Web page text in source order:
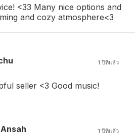
<33 Many nice options and
and cozy atmosphere<3
1 ปีที่แล้ว
seller <3 Good music!
1 ปีที่แล้ว